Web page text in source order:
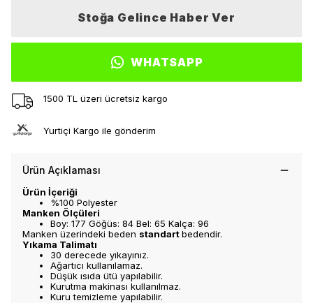
Stoğa Gelince Haber Ver
WHATSAPP
1500 TL üzeri ücretsiz kargo
Yurtiçi Kargo ile gönderim
Ürün Açıklaması
Ürün İçeriği
%100 Polyester
Manken Ölçüleri
Boy: 177 Göğüs: 84 Bel: 65 Kalça: 96
Manken üzerindeki beden standartbedendir.
Yıkama Talimatı
30 derecede yıkayınız.
Ağartıcı kullanılamaz.
Düşük ısıda ütü yapılabilir.
Kurutma makinası kullanılmaz.
Kuru temizleme yapılabilir.